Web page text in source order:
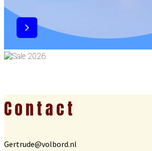
Footer
Contact
Gertrude@volbord.nl